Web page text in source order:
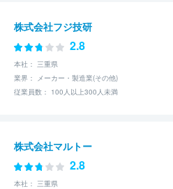
株式会社フジ技研
2.8
本社： 三重県
業界： メーカー・製造業(その他)
従業員数： 100人以上300人未満
株式会社マルトー
2.8
本社： 三重県